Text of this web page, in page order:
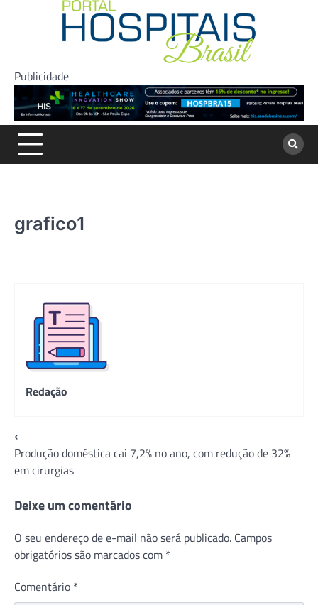
Publicidade
grafico1
Redação
Navegação
de
Post
⟵
Produção doméstica cai 7,2% no ano, com redução de 32%
em cirurgias
Deixe um comentário
O seu endereço de e-mail não será publicado. Campos
obrigatórios são marcados com *
Comentário *